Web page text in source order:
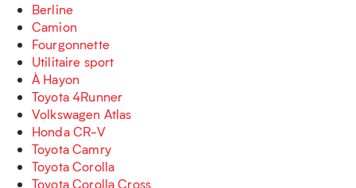
Berline
Camion
Fourgonnette
Utilitaire sport
À Hayon
Toyota 4Runner
Volkswagen Atlas
Honda CR-V
Toyota Camry
Toyota Corolla
Toyota Corolla Cross